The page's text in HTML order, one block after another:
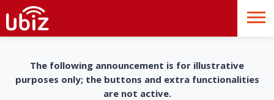
The following announcement is for illustrative
purposes only; the buttons and extra functionalities
are not active.